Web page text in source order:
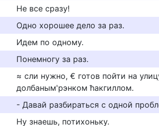
Не все сразу!
Одно хорошее дело за раз.
Идем по одному.
Понемногу за раз.
≈ сли нужно, € готов пойти на
долбаным'рэнком ћакгиллом.
- Давай разбираться с одной
Ну знаешь, потихоньку.